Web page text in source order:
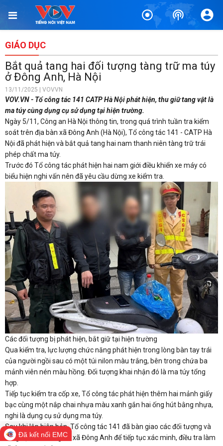
GIÁO DỤC
Bắt quả tang hai đối tượng tàng trữ ma túy
ở Đông Anh, Hà Nội
13/11/2025 | VOVVN
VOV.VN - Tổ công tác 141 CATP Hà Nội phát hiện, thu giữ tang vật là
ma túy cùng dụng cụ sử dụng tại hiện trường.
Ngày 5/11, Công an Hà Nội thông tin, trong quá trình tuần tra kiểm
soát trên địa bàn xã Đông Anh (Hà Nội), Tổ công tác 141 - CATP Hà
Nội đã phát hiện và bắt quả tang hai nam thanh niên tàng trữ trái
phép chất ma túy.
Trước đó Tổ công tác phát hiện hai nam giới điều khiển xe máy có
biểu hiện nghi vấn nên đã yêu cầu dừng xe kiểm tra.
Các đối tượng bị phát hiện, bắt giữ tại hiện trường
Qua kiểm tra, lực lượng chức năng phát hiện trong lòng bàn tay trái
của người ngồi sau có một túi nilon màu trắng, bên trong chứa ba
mảnh viên nén màu hồng. Đối tượng khai nhận đó là ma túy tổng
hợp.
Tiếp tục kiểm tra cốp xe, Tổ công tác phát hiện thêm hai mảnh giấy
bạc cùng một nắp chai nhựa màu xanh gắn hai ống hút bằng nhựa,
nghi là dụng cụ sử dụng ma túy.
Sau khi lập biên bản, Tổ công tác 141 đã bàn giao các đối tượng và
tang vật cho Công an xã Đông Anh để tiếp tục xác minh, điều tra làm
Đã kết nối EMC